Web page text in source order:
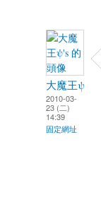
大魔王ψ
2010-03-
23 (二)
14:39
固定網址